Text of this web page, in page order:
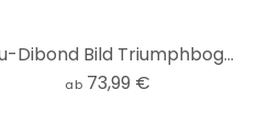
Alu-Dibond Bild Triumphbogen
ab 73,99 €